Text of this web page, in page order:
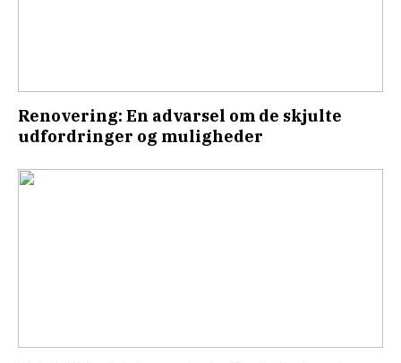
Renovering: En advarsel om de skjulte
udfordringer og muligheder